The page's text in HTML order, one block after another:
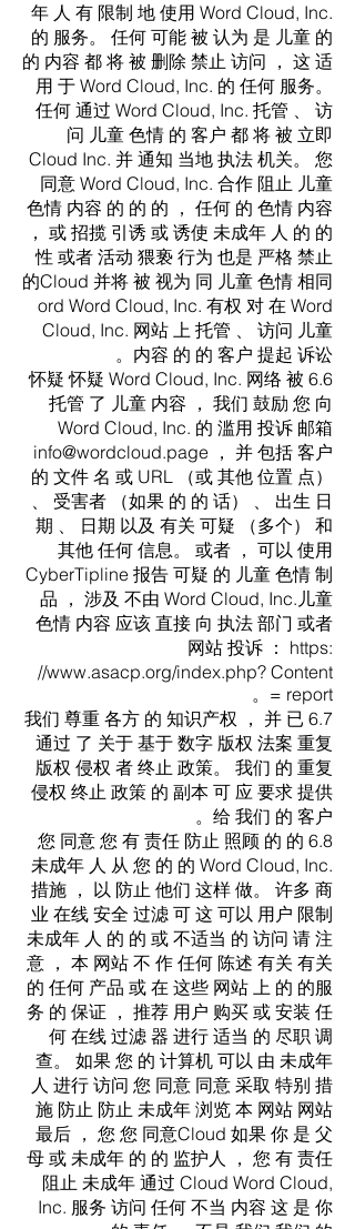
年 人 有 限制 地 使用 Word Cloud, Inc.
的 服务。 任何 可能 被 认为 是 儿童 的
的 内容 都 将 被 删除 禁止 访问 ， 这 适
用 于 Word Cloud, Inc. 的 任何 服务。
任何 通过 Word Cloud, Inc. 托管 、 访
问 儿童 色情 的 客户 都 将 被 立即
Cloud Inc. 并 通知 当地 执法 机关。 您
同意 Word Cloud, Inc. 合作 阻止 儿童
色情 内容 的 的 的 ， 任何 的 色情 内容
， 或 招揽 引诱 或 诱使 未成年 人 的 的
性 或者 活动 猥亵 行为 也是 严格 禁止
的Cloud 并将 被 视为 同 儿童 色情 相同
ord Word Cloud, Inc. 有权 对 在 Word
Cloud, Inc. 网站 上 托管 、 访问 儿童
内容 的 的 客户 提起 诉讼。
6.6 怀疑 怀疑 Word Cloud, Inc. 网络 被
托管 了 儿童 内容 ， 我们 鼓励 您 向
Word Cloud, Inc. 的 滥用 投诉 邮箱
info@wordcloud.page ， 并 包括 客户
的 文件 名 或 URL （或 其他 位置 点）
、 受害者 （如果 的 的 话） 、 出生 日
期 、 日期 以及 有关 可疑 （多个） 和
其他 任何 信息。 或者 ， 可以 使用
CyberTipline 报告 可疑 的 儿童 色情 制
品 ， 涉及 不由 Word Cloud, Inc.儿童
色情 内容 应该 直接 向 执法 部门 或者
网站 投诉 ： https:
//www.asacp.org/index.php? Content
= report。
6.7 我们 尊重 各方 的 知识产权 ， 并 已
通过 了 关于 基于 数字 版权 法案 重复
版权 侵权 者 终止 政策。 我们 的 重复
侵权 终止 政策 的 副本 可 应 要求 提供
给 我们 的 客户。
6.8 您 同意 您 有 责任 防止 照顾 的 的
未成年 人 从 您 的 的 Word Cloud, Inc.
措施 ， 以 防止 他们 这样 做。 许多 商
业 在线 安全 过滤 可 这 可以 用户 限制
未成年 人 的 的 或 不适当 的 访问 请 注
意 ， 本 网站 不 作 任何 陈述 有关 有关
的 任何 产品 或 在 这些 网站 上 的 的服
务 的 保证 ， 推荐 用户 购买 或 安装 任
何 在线 过滤 器 进行 适当 的 尽职 调
查。 如果 您 的 计算机 可以 由 未成年
人 进行 访问 您 同意 同意 采取 特别 措
施 防止 防止 未成年 浏览 本 网站 网站
最后 ， 您 您 同意Cloud 如果 你 是 父
母 或 未成年 的 的 监护人 ， 您 有 责任
阻止 未成年 通过 Cloud Word Cloud,
Inc. 服务 访问 任何 不当 内容 这 是 你